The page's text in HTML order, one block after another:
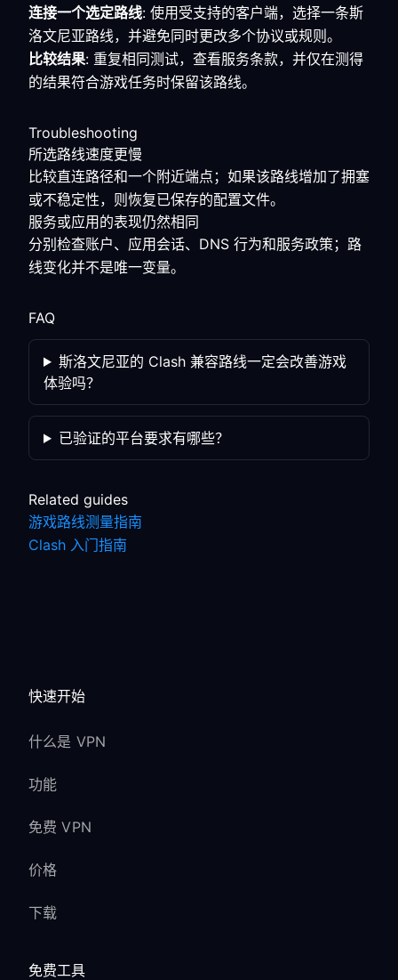
连接一个选定路线: 使用受支持的客户端，选择一条斯
洛文尼亚路线，并避免同时更改多个协议或规则。
比较结果: 重复相同测试，查看服务条款，并仅在测得
的结果符合游戏任务时保留该路线。
Troubleshooting
所选路线速度更慢
比较直连路径和一个附近端点；如果该路线增加了拥塞
或不稳定性，则恢复已保存的配置文件。
服务或应用的表现仍然相同
分别检查账户、应用会话、DNS 行为和服务政策；路
线变化并不是唯一变量。
FAQ
斯洛文尼亚的 Clash 兼容路线一定会改善游戏
体验吗？
已验证的平台要求有哪些？
Related guides
游戏路线测量指南
Clash 入门指南
快速开始
什么是 VPN
功能
免费 VPN
价格
下载
免费工具